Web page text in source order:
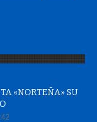
«NORTEÑA» SU